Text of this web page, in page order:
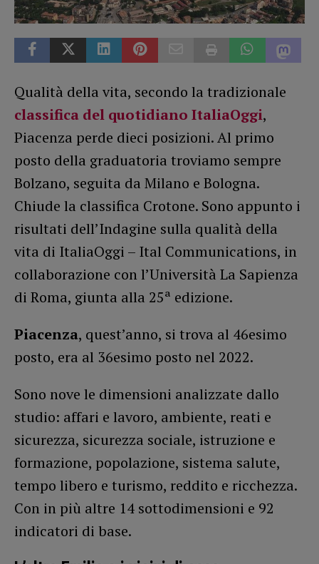
Qualità della vita, secondo la tradizionale
classifica del quotidiano ItaliaOggi,
Piacenza perde dieci posizioni. Al primo
posto della graduatoria troviamo sempre
Bolzano, seguita da Milano e Bologna.
Chiude la classifica Crotone. Sono appunto i
risultati dell’Indagine sulla qualità della
vita di ItaliaOggi – Ital Communications, in
collaborazione con l’Università La Sapienza
di Roma, giunta alla 25ª edizione.
Piacenza, quest’anno, si trova al 46esimo
posto, era al 36esimo posto nel 2022.
Sono nove le dimensioni analizzate dallo
studio: affari e lavoro, ambiente, reati e
sicurezza, sicurezza sociale, istruzione e
formazione, popolazione, sistema salute,
tempo libero e turismo, reddito e ricchezza.
Con in più altre 14 sottodimensioni e 92
indicatori di base.